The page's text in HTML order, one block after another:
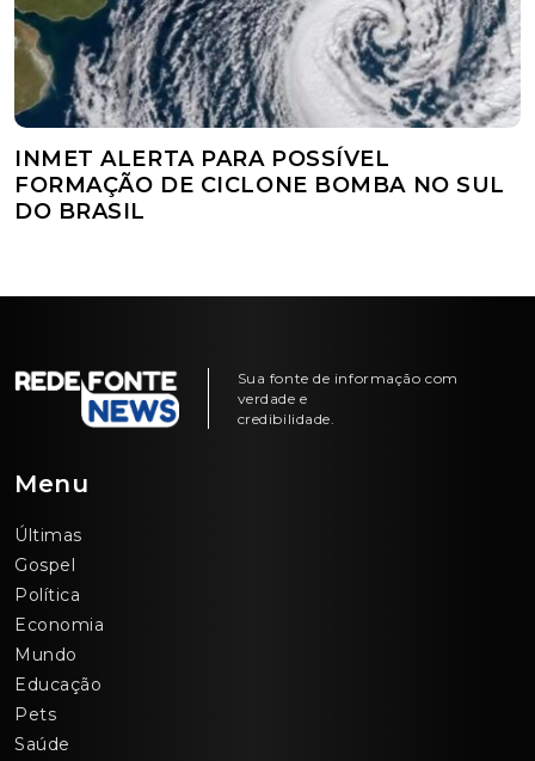
INMET ALERTA PARA POSSÍVEL
FORMAÇÃO DE CICLONE BOMBA NO SUL
DO BRASIL
Sua fonte de informação com
verdade e
credibilidade.
Menu
Últimas
Gospel
Política
Economia
Mundo
Educação
Pets
Saúde